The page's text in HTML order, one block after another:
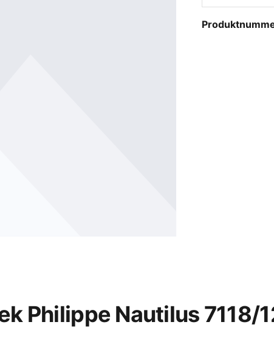
Philippe Nautilus 7118/